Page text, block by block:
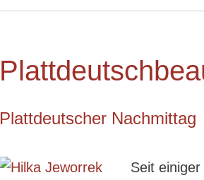
Plattdeutscher Nachmittag
Seit